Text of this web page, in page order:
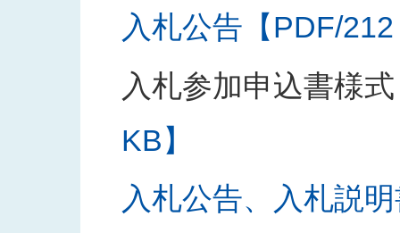
入札公告【PDF/
入札参加申込書様式
KB】
入札公告、入札説